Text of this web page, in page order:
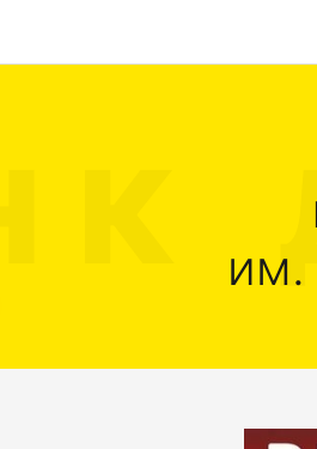
им.